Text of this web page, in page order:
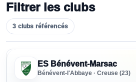
Filtrer les clubs
3 clubs référencés
Tous niveauxES Bénévent-Marsac
Bénévent-l'Abbaye · Creuse (23)